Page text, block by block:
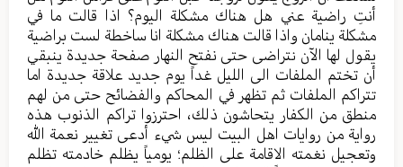
أنتِ راضیة عني هل هناك مشکلة الیوم؟ اذا قالت ما في
مشکلة ینامان واذا قالت هناك مشکلة انا ساخطة لست براضیة
یقول لها الآن نتراضی حتی نفتح النهار صفحة جدیدة ینبقي
أن تختم الملفات الی اللیل غداً یوم جدید علاقة جدیدة اما
تتراکم الملفات ثم تظهر في المحاکم والفضائح حتی من لهم
منطق من الکفار یتحاشون ذلك، احترزوا تراکم الذنوب هذه
روایة من روایات اهل البیت لیس شيء أدعی تغییر نعمة الله
وتعجیل نغمته الاقامة علی الظلم؛ یومیاً یظلم خادمته تظلم